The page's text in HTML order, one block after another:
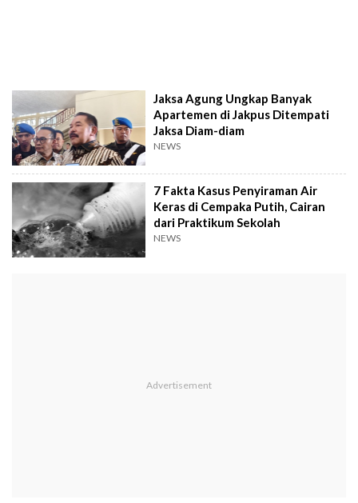
Jaksa Agung Ungkap Banyak
Apartemen di Jakpus Ditempati
Jaksa Diam-diam
NEWS
7 Fakta Kasus Penyiraman Air
Keras di Cempaka Putih, Cairan
dari Praktikum Sekolah
NEWS